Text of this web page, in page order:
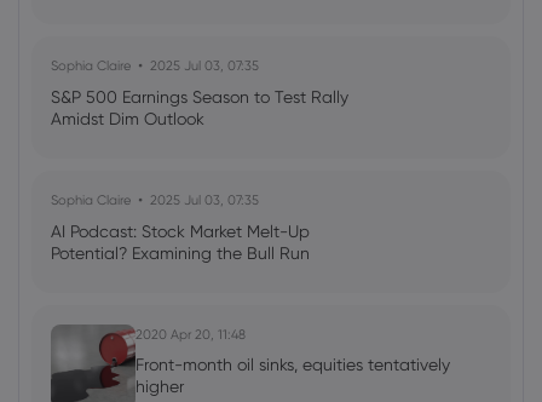
Sophia Claire 2025 Jul 03, 07:35
S&P 500 Earnings Season to Test Rally
Amidst Dim Outlook
Sophia Claire 2025 Jul 03, 07:35
AI Podcast: Stock Market Melt-Up
Potential? Examining the Bull Run
2020 Apr 20, 11:48
Front-month oil sinks, equities tentatively
higher